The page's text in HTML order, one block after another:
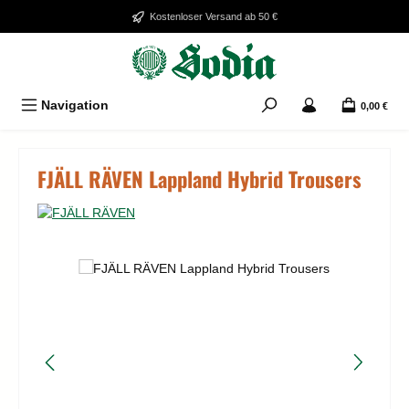
Zum Hauptinhalt springenKostenloser Versand ab 50 €
Navigation 0,00 €
FJÄLL RÄVEN Lappland Hybrid Trousers
Bildergalerie überspringen